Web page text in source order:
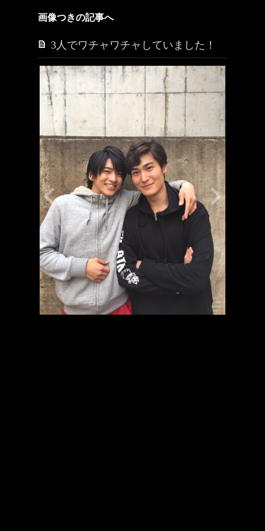
画像つきの記事へ
3人でワチャワチャしていました！